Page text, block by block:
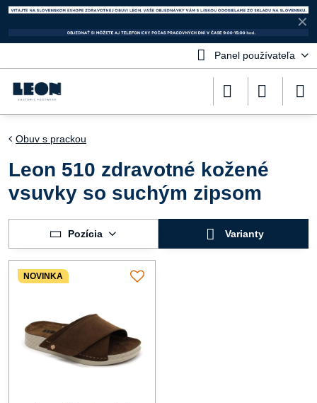
✕
Panel používateľa
Obuv s prackou
Leon 510 zdravotné kožené
vsuvky so suchým zipsom
Pozícia Varianty
NOVINKA